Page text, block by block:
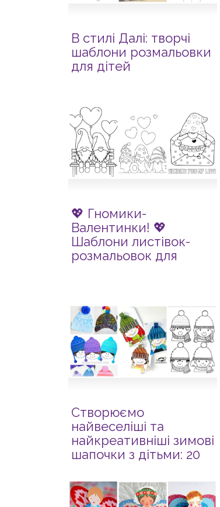
В стилі Далі: творчі
шаблони розмальовки
для дітей
💖 Гномики-
Валентинки! 💖
Шаблони листівок-
розмальовок для
Створюємо
найвеселіші та
найкреативніші зимові
шапочки з дітьми: 20